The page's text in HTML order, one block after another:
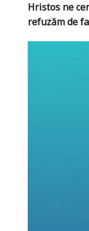
Hristos ne
refuzăm de